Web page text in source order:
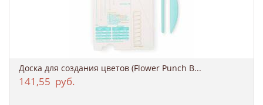
Доска для создания цветов (Flower Punch B...
141,55 руб.